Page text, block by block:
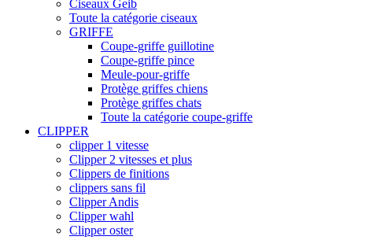
Ciseaux Geib
Toute la catégorie ciseaux
GRIFFE
Coupe-griffe guillotine
Coupe-griffe pince
Meule-pour-griffe
Protège griffes chiens
Protège griffes chats
Toute la catégorie coupe-griffe
CLIPPER
clipper 1 vitesse
Clipper 2 vitesses et plus
Clippers de finitions
clippers sans fil
Clipper Andis
Clipper wahl
Clipper oster